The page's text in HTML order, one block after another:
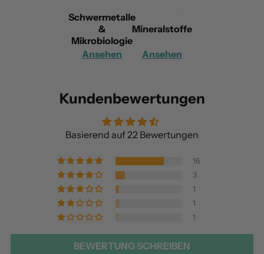
Schwermetalle
&
Mikrobiologie
Ansehen
Mineralstoffe
Ansehen
Kundenbewertungen
Basierend auf 22 Bewertungen
16
3
1
1
1
BEWERTUNG SCHREIBEN